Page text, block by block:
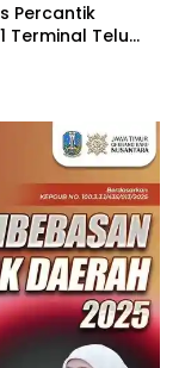
Percantik
Terminal Teluk